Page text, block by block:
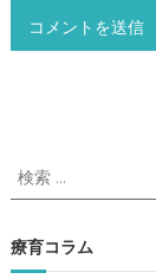
検
索
象
:
療育コラム